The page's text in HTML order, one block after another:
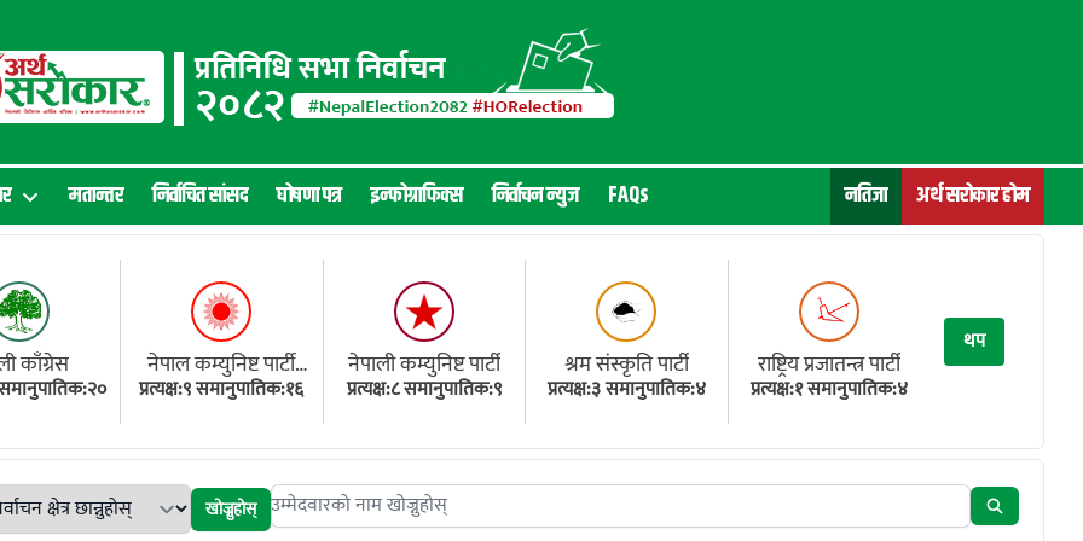
नतिजा अर्थ सरोकार होम
मतान्तर निर्वाचित सांसद घोषणा पत्र इन्फोग्राफिक्स निर्वाचन न्युज FAQs
काँग्रेस
समानुपातिक:२०
नेपाल कम्युनिष्ट पार्टी
(एमाले)
प्रत्यक्ष:९ समानुपातिक:१६
नेपाली कम्युनिष्ट पार्टी
प्रत्यक्ष:८ समानुपातिक:९
श्रम संस्कृति पार्टी
प्रत्यक्ष:३ समानुपातिक:४
राष्ट्रिय प्रजातन्त्र पार्टी
प्रत्यक्ष:१ समानुपातिक:४
थप
खोज्नुहोस् Search candidates